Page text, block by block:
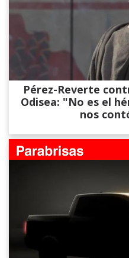
Pérez-Reverte
Odisea: "No es el
nos